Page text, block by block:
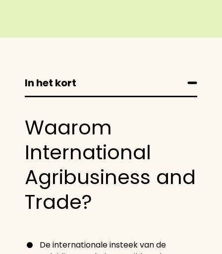
In het kort
Waarom
International
Agribusiness and
Trade?
De internationale insteek van de